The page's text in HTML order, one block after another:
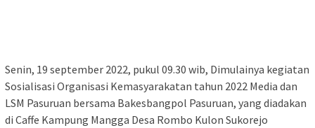
Senin, 19 september 2022, pukul 09.30 wib, Dimulainya kegiatan
Sosialisasi Organisasi Kemasyarakatan tahun 2022 Media dan
LSM Pasuruan bersama Bakesbangpol Pasuruan, yang diadakan
di Caffe Kampung Mangga Desa Rombo Kulon Sukorejo